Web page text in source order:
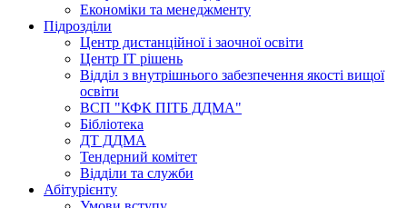
Економіки та менеджменту
Підрозділи
Центр дистанційної і заочної освіти
Центр ІТ рішень
Відділ з внутрішнього забезпечення якості вищої
освіти
ВСП "КФК ПІТБ ДДМА"
Бібліотека
ДТ ДДМА
Тендерний комітет
Відділи та служби
Абітурієнту